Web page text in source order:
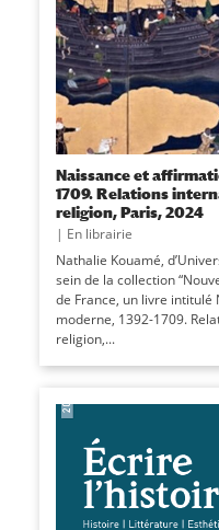
Naissance et
1709. Relations
religion, Paris, 2024
| En librairie
Nathalie Kouamé,
sein de la collection
de France, un livre intitulé
moderne, 1392-1709.
religion,...